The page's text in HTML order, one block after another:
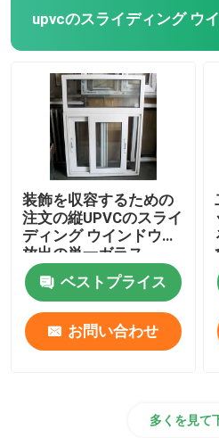
熱壊れ目のアルミニウム
窓およびドア ハードウェア
UPVCの建築材料
UPVCの泡の窓
UPVCの泡のプロフィール
upvcのスライディング ウ
装飾を収容するための
注文の縦UPVCのスライ
ディング ウインドウの
放出の単一ガラス
ベストプライス
お問い合わせ
多くを見て